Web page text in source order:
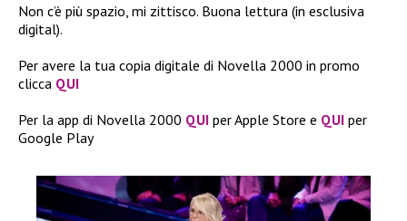
Non c’è più spazio, mi zittisco. Buona lettura (in esclusiva
digital).
Per avere la tua copia digitale di Novella 2000 in promo
clicca QUI
Per la app di Novella 2000 QUI per Apple Store e QUI per
Google Play